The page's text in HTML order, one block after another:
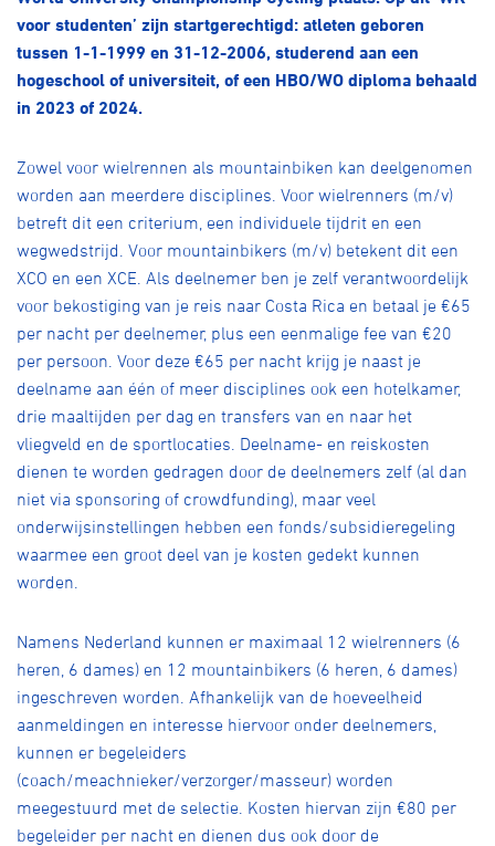
Over ons
Lid worden
voor studenten’ zijn startgerechtigd: atleten geboren
tussen 1-1-1999 en 31-12-2006, studerend aan een
hogeschool of universiteit, of een HBO/WO diploma behaald
in 2023 of 2024.
Zowel voor wielrennen als mountainbiken kan deelgenomen
worden aan meerdere disciplines. Voor wielrenners (m/v)
betreft dit een criterium, een individuele tijdrit en een
wegwedstrijd. Voor mountainbikers (m/v) betekent dit een
XCO en een XCE. Als deelnemer ben je zelf verantwoordelijk
voor bekostiging van je reis naar Costa Rica en betaal je €65
per nacht per deelnemer, plus een eenmalige fee van €20
per persoon. Voor deze €65 per nacht krijg je naast je
deelname aan één of meer disciplines ook een hotelkamer,
drie maaltijden per dag en transfers van en naar het
vliegveld en de sportlocaties. Deelname- en reiskosten
dienen te worden gedragen door de deelnemers zelf (al dan
niet via sponsoring of crowdfunding), maar veel
onderwijsinstellingen hebben een fonds/subsidieregeling
waarmee een groot deel van je kosten gedekt kunnen
worden.
Namens Nederland kunnen er maximaal 12 wielrenners (6
heren, 6 dames) en 12 mountainbikers (6 heren, 6 dames)
ingeschreven worden. Afhankelijk van de hoeveelheid
aanmeldingen en interesse hiervoor onder deelnemers,
kunnen er begeleiders
(coach/meachnieker/verzorger/masseur) worden
meegestuurd met de selectie. Kosten hiervan zijn €80 per
begeleider per nacht en dienen dus ook door de
Pumptrack Fixed gear